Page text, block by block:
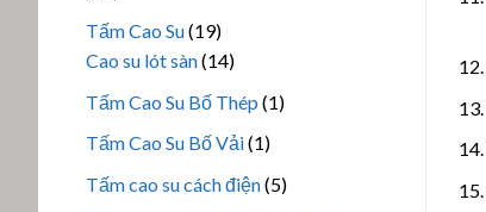
Tấm Cao Su 1919
sản
Cao su lót sàn 1414
phẩm
Tấm Cao Su Bố Thép 11
Tấm Cao Su Bố Vải 11
phẩm
Tấm cao su cách điện 55